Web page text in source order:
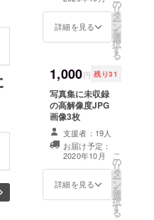
詳細を見る
の
リ
タ
ー
ン
を
選
択
す
る
1,000円 残り31
写真集に未収録
の高解像度JPG
画像3枚
支援者：19人
お届け予定：
2020年10月
詳細を見る
こ
の
リ
タ
ー
ン
を
選
択
す
る